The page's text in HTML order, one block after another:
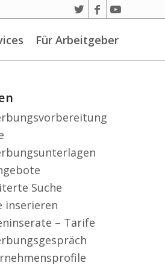
Für Arbeitgeber
Suche
inserieren
– Tarife